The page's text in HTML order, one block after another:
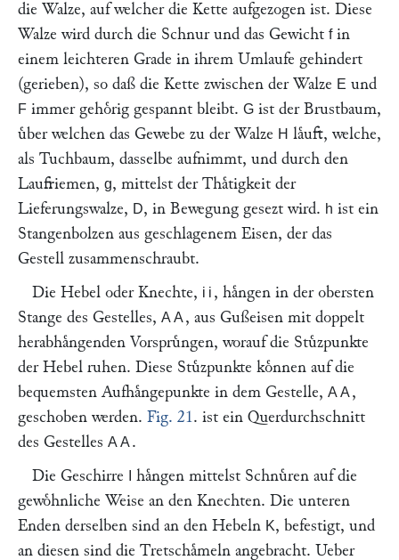
die Walze, auf welcher die Kette aufgezogen ist. Diese
Walze wird durch die Schnur und das Gewicht fin
einem leichteren Grade in ihrem Umlaufe gehindert
(gerieben), so daß die Kette zwischen der Walze E und
F immer gehoͤrig gespannt bleibt. G ist der Brustbaum,
uͤber welchen das Gewebe zu der Walze H laͤuft, welche,
als Tuchbaum, dasselbe aufnimmt, und durch den
Laufriemen, g, mittelst der Thaͤtigkeit der
Lieferungswalze, D, in Bewegung gesezt wird. h ist ein
Stangenbolzen aus geschlagenem Eisen, der das
Gestell zusammenschraubt.
Die Hebel oder Knechte, ii , haͤngen in der obersten
Stange des Gestelles, AA , aus Gußeisen mit doppelt
herabhaͤngenden Vorspruͤngen, worauf die Stuͤzpunkte
der Hebel ruhen. Diese Stuͤzpunkte koͤnnen auf die
bequemsten Aufhaͤngepunkte in dem Gestelle, AA ,
geschoben werden. Fig. 21. ist ein Querdurchschnitt
des Gestelles AA .
Die Geschirre
haͤngen mittelst Schnuͤren auf die
gewoͤhnliche Weise an den Knechten. Die unteren
Enden derselben sind an den Hebeln K, befestigt, und
an diesen sind die Tretschaͤmeln angebracht. Ueber